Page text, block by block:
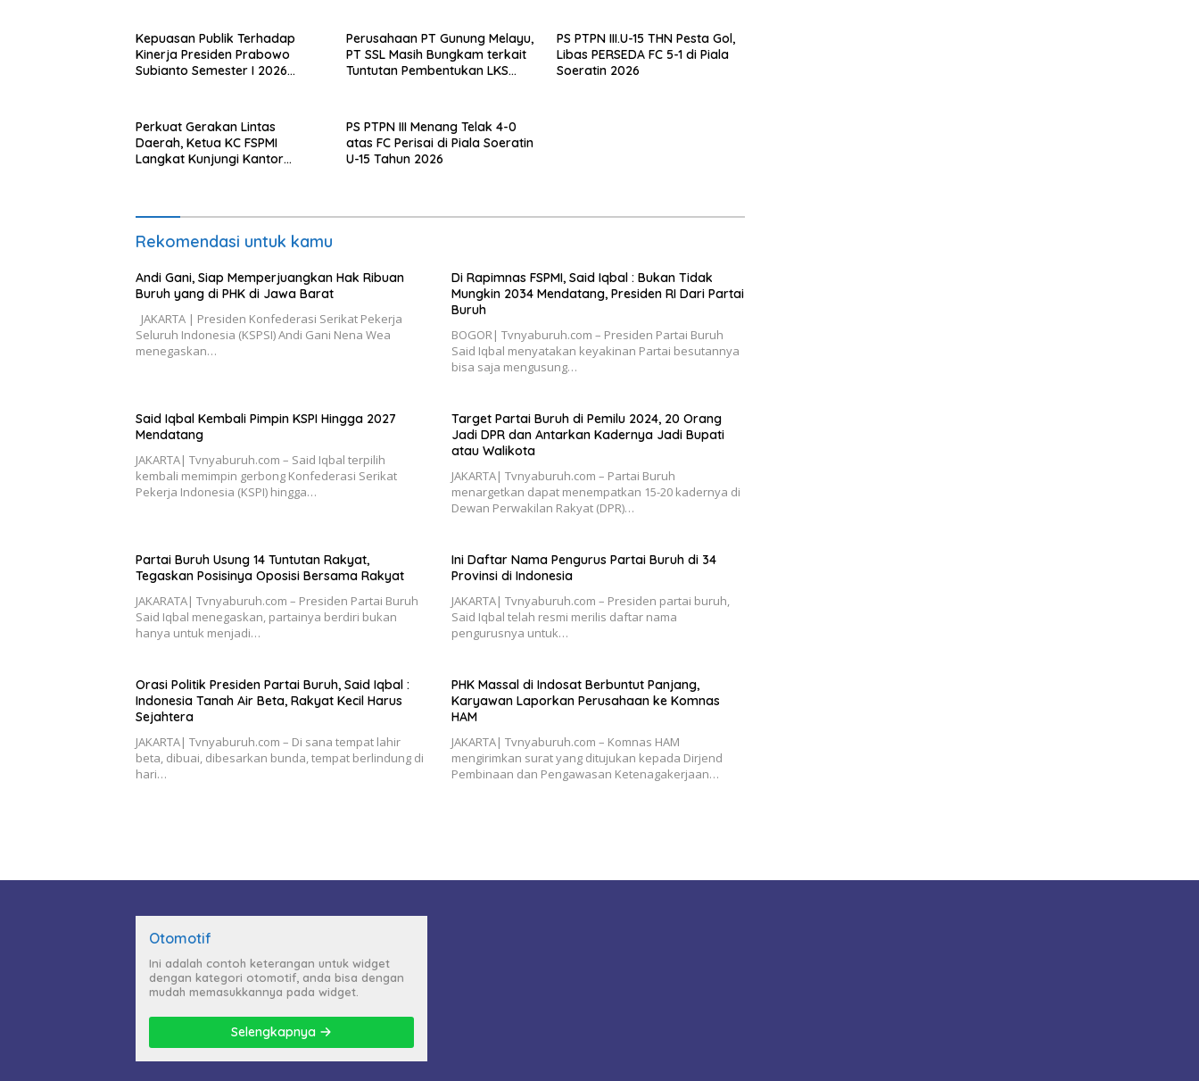
Kepuasan Publik Terhadap
Kinerja Presiden Prabowo
Subianto Semester I 2026
Perusahaan PT Gunung Melayu,
PT SSL Masih Bungkam terkait
Tuntutan Pembentukan LKS
PS PTPN III.U-15 THN Pesta Gol,
Libas PERSEDA FC 5-1 di Piala
Soeratin 2026
Perkuat Gerakan Lintas
Daerah, Ketua KC FSPMI
Langkat Kunjungi Kantor
PS PTPN III Menang Telak 4-0
atas FC Perisai di Piala Soeratin
U-15 Tahun 2026
Rekomendasi untuk kamu
Andi Gani, Siap Memperjuangkan Hak Ribuan
Buruh yang di PHK di Jawa Barat
JAKARTA | Presiden Konfederasi Serikat Pekerja
Seluruh Indonesia (KSPSI) Andi Gani Nena Wea
menegaskan…
Di Rapimnas FSPMI, Said Iqbal : Bukan Tidak
Mungkin 2034 Mendatang, Presiden RI Dari Partai
Buruh
BOGOR| Tvnyaburuh.com – Presiden Partai Buruh
Said Iqbal menyatakan keyakinan Partai besutannya
bisa saja mengusung…
Said Iqbal Kembali Pimpin KSPI Hingga 2027
Mendatang
JAKARTA| Tvnyaburuh.com – Said Iqbal terpilih
kembali memimpin gerbong Konfederasi Serikat
Pekerja Indonesia (KSPI) hingga…
Target Partai Buruh di Pemilu 2024, 20 Orang
Jadi DPR dan Antarkan Kadernya Jadi Bupati
atau Walikota
JAKARTA| Tvnyaburuh.com – Partai Buruh
menargetkan dapat menempatkan 15-20 kadernya di
Dewan Perwakilan Rakyat (DPR)…
Partai Buruh Usung 14 Tuntutan Rakyat,
Tegaskan Posisinya Oposisi Bersama Rakyat
JAKARATA| Tvnyaburuh.com – Presiden Partai Buruh
Said Iqbal menegaskan, partainya berdiri bukan
hanya untuk menjadi…
Ini Daftar Nama Pengurus Partai Buruh di 34
Provinsi di Indonesia
JAKARTA| Tvnyaburuh.com – Presiden partai buruh,
Said Iqbal telah resmi merilis daftar nama
pengurusnya untuk…
Orasi Politik Presiden Partai Buruh, Said Iqbal :
Indonesia Tanah Air Beta, Rakyat Kecil Harus
Sejahtera
JAKARTA| Tvnyaburuh.com – Di sana tempat lahir
beta, dibuai, dibesarkan bunda, tempat berlindung di
hari…
PHK Massal di Indosat Berbuntut Panjang,
Karyawan Laporkan Perusahaan ke Komnas
HAM
JAKARTA| Tvnyaburuh.com – Komnas HAM
mengirimkan surat yang ditujukan kepada Dirjend
Pembinaan dan Pengawasan Ketenagakerjaan…
Otomotif
Ini adalah contoh keterangan untuk widget
dengan kategori otomotif, anda bisa dengan
mudah memasukkannya pada widget.
Selengkapnya